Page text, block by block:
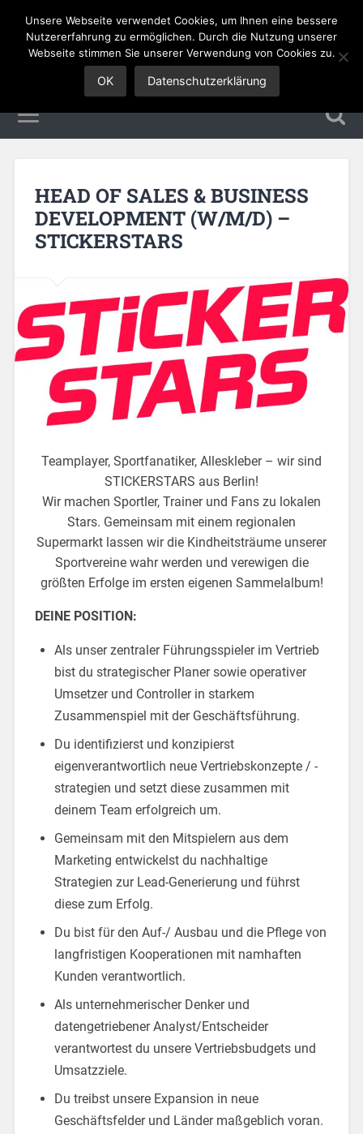
Sales Jobs
HEAD OF SALES & BUSINESS
DEVELOPMENT (W/M/D) –
STICKERSTARS
Teamplayer, Sportfanatiker, Alleskleber – wir sind
STICKERSTARS aus Berlin!
Wir machen Sportler, Trainer und Fans zu lokalen
Stars. Gemeinsam mit einem regionalen
Supermarkt lassen wir die Kindheitsträume unserer
Sportvereine wahr werden und verewigen die
größten Erfolge im ersten eigenen Sammelalbum!
DEINE POSITION:
Als unser zentraler Führungsspieler im Vertrieb
bist du strategischer Planer sowie operativer
Umsetzer und Controller in starkem
Zusammenspiel mit der Geschäftsführung.
Du identifizierst und konzipierst
eigenverantwortlich neue Vertriebskonzepte / -
strategien und setzt diese zusammen mit
deinem Team erfolgreich um.
Gemeinsam mit den Mitspielern aus dem
Marketing entwickelst du nachhaltige
Strategien zur Lead-Generierung und führst
diese zum Erfolg.
Du bist für den Auf-/ Ausbau und die Pflege von
langfristigen Kooperationen mit namhaften
Kunden verantwortlich.
Als unternehmerischer Denker und
datengetriebener Analyst/Entscheider
verantwortest du unsere Vertriebsbudgets und
Umsatzziele.
Du treibst unsere Expansion in neue
Geschäftsfelder und Länder maßgeblich voran.
Unsere Webseite verwendet Cookies, um Ihnen eine bessere
Nutzererfahrung zu ermöglichen. Durch die Nutzung unserer
Webseite stimmen Sie unserer Verwendung von Cookies zu.
OK Datenschutzerklärung